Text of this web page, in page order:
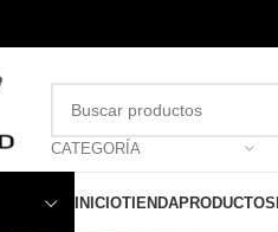
CATEGORÍA
INICIOTIENDAPRODUCTOS